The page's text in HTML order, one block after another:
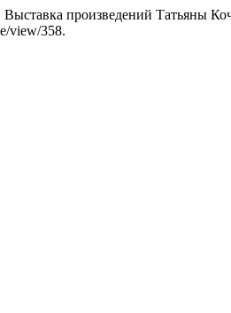
Выставка произведений Татьяны
view/358.